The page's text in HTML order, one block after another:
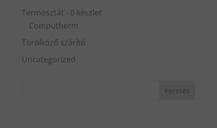
Termosztát - 0 készlet
Computherm
Törölköző szárító
Uncategorized